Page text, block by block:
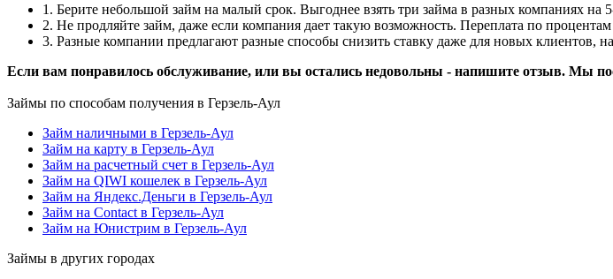
1. Берите небольшой займ на малый срок. Выгоднее взять три займа в разных компаниях на
2. Не продляйте займ, даже если компания дает такую возможность. Переплата по
3. Разные компании предлагают разные способы снизить ставку даже для новых клиентов,
Если вам понравилось обслуживание, или вы остались недовольны - напишите отзыв. Мы
Займы по способам получения в Герзель-Аул
Займ наличными в Герзель-Аул
Займ на карту в Герзель-Аул
Займ на расчетный счет в Герзель-Аул
Займ на QIWI кошелек в Герзель-Аул
Займ на Яндекс.Деньги в Герзель-Аул
Займ на Contact в Герзель-Аул
Займ на Юнистрим в Герзель-Аул
Займы в других городах